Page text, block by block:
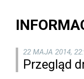
22 MAJA 2014,
Przegląd